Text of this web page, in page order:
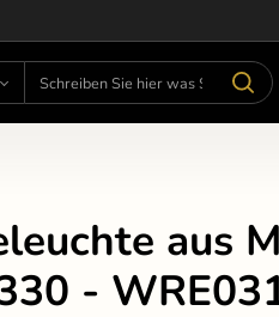
aus
-